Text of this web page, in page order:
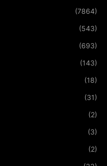
(7864)
(543)
(693)
(143)
(18)
(31)
(2)
(3)
(2)